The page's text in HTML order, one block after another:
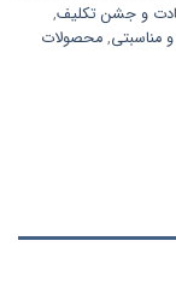
و جشن تکلیف,
مناسبتی, محصولات